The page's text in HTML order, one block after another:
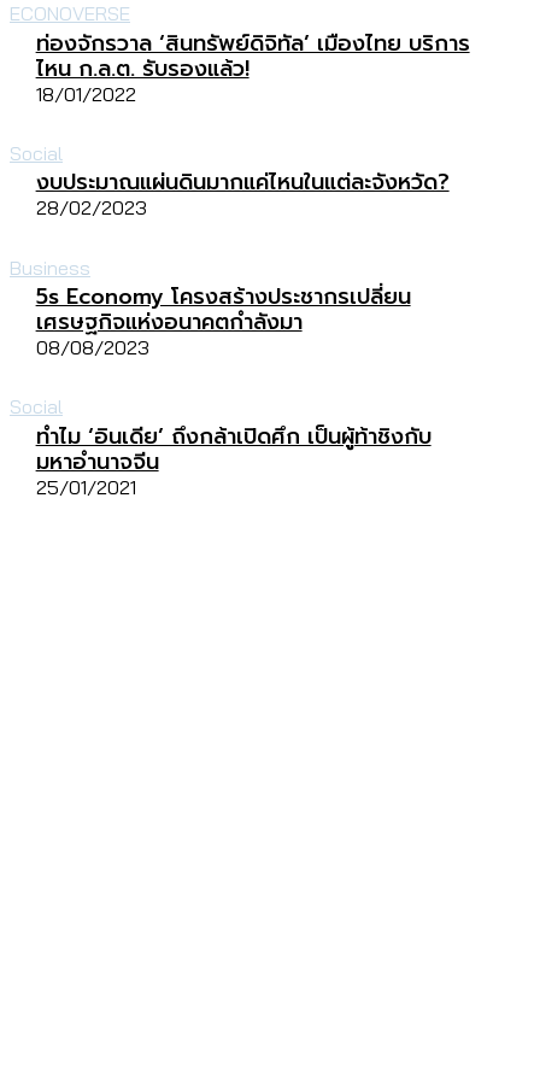
ECONOVERSE
ท่องจักรวาล ‘สินทรัพย์ดิจิทัล’ เมืองไทย บริการ
ไหน ก.ล.ต. รับรองแล้ว!
18/01/2022
Social
งบประมาณแผ่นดินมากแค่ไหนในแต่ละจังหวัด?
28/02/2023
Business
5s Economy โครงสร้างประชากรเปลี่ยน
เศรษฐกิจแห่งอนาคตกำลังมา
08/08/2023
Social
ทำไม ‘อินเดีย’ ถึงกล้าเปิดศึก เป็นผู้ท้าชิงกับ
มหาอำนาจจีน
25/01/2021